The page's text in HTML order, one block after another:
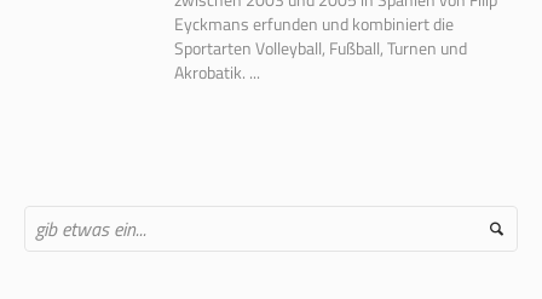
Eyckmans erfunden und kombiniert die
Sportarten Volleyball, Fußball, Turnen und
Akrobatik. ...